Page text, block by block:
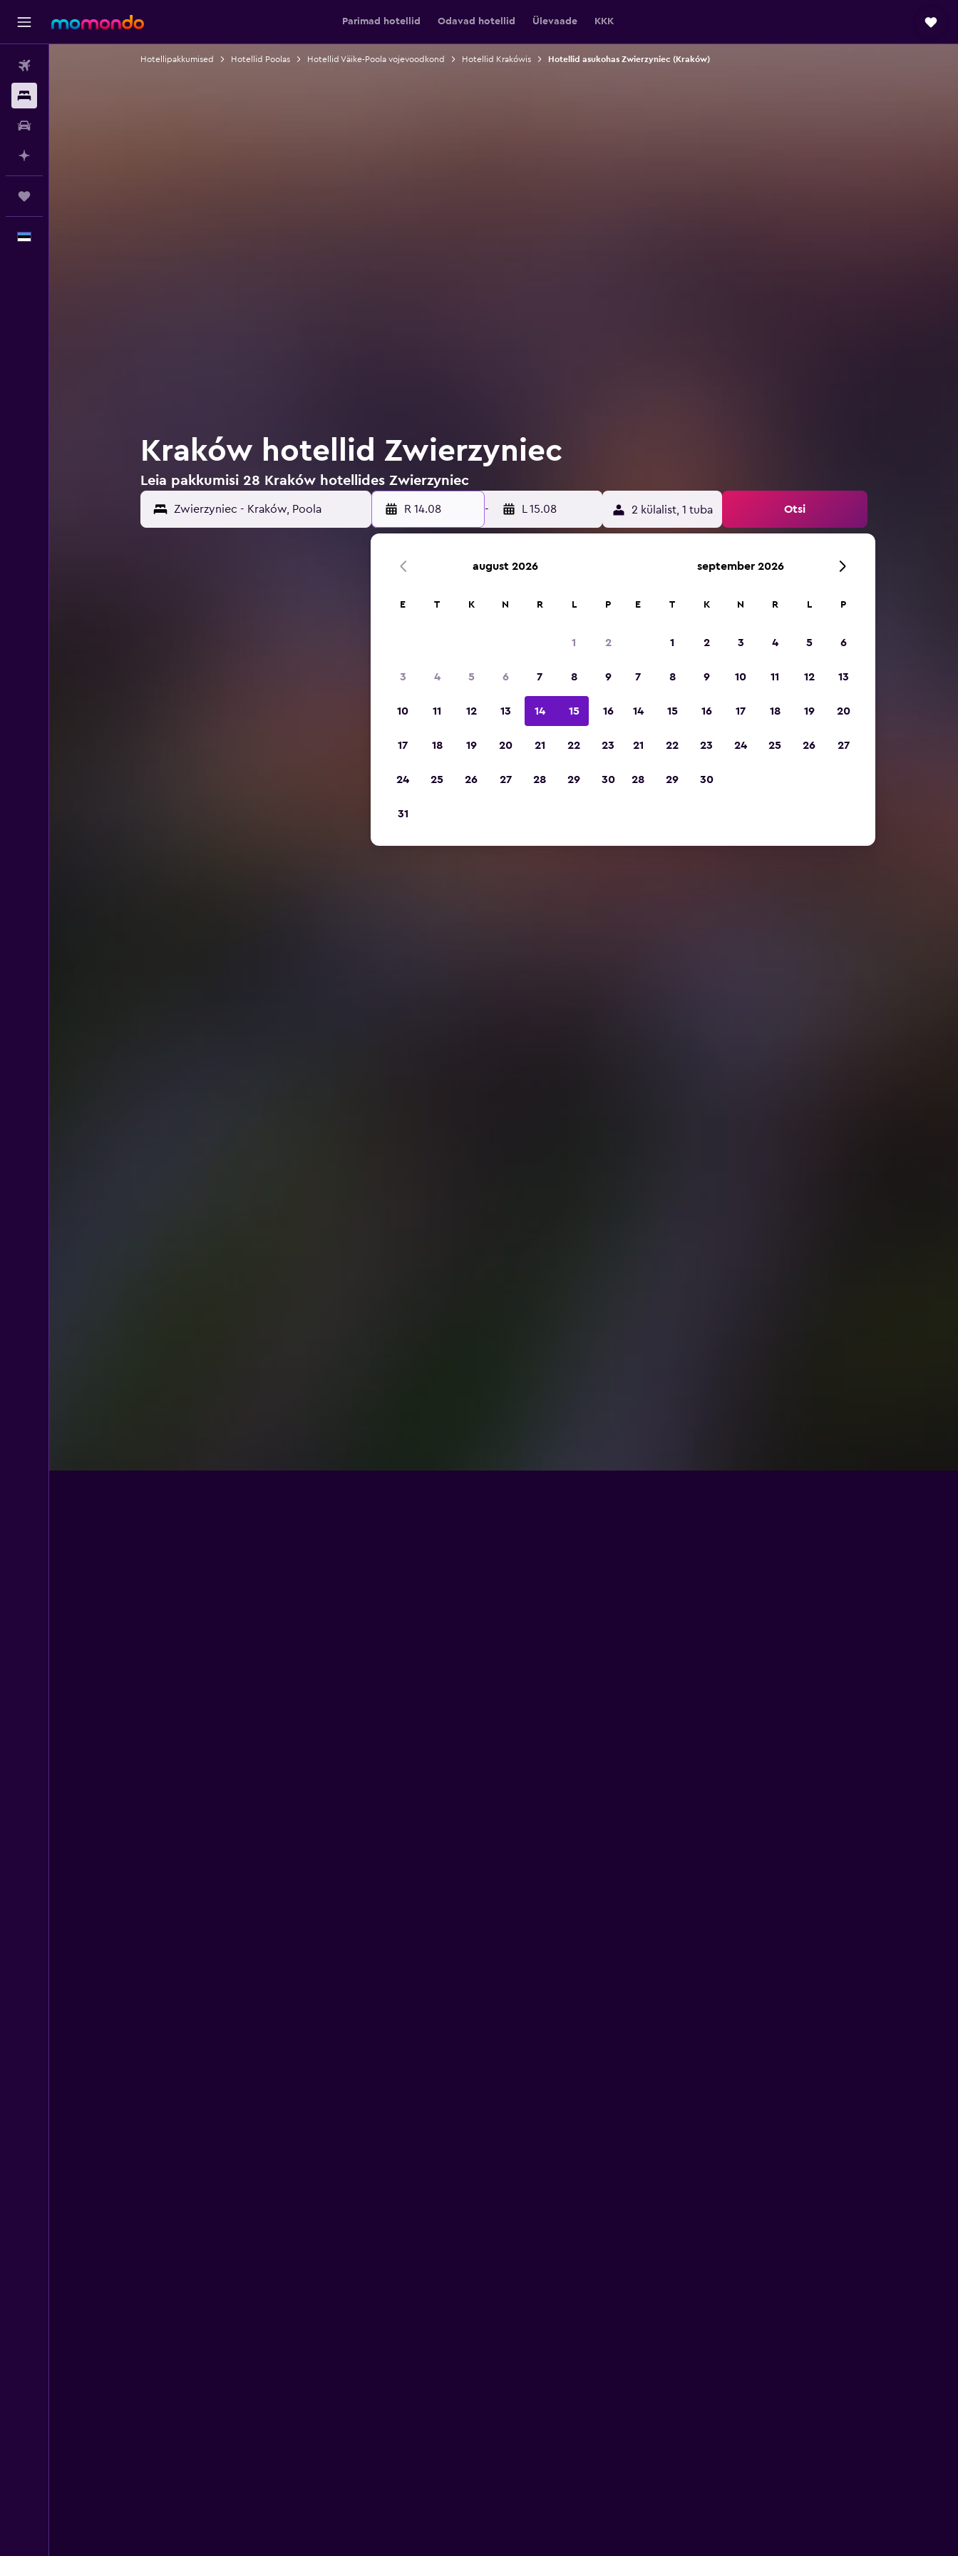
Parimad hotellid Odavad hotellid Ülevaade KKK
Hotellipakkumised Hotellid Poolas Hotellid Väike-Poola vojevoodkond Hotellid Krakówis Hotellid asukohas Zwierzyniec (Kraków)
Kraków hotellid Zwierzyniec
Leia pakkumisi 28 Kraków hotellides Zwierzyniec
R 14.08 - L 15.08 2 külalist, 1 tuba Otsi
august 2026
E T K N R L P
1 2
3 4 5 6 7 8 9
10 11 12 13 14 15 16
17 18 19 20 21 22 23
24 25 26 27 28 29 30
31
september 2026
E T K N R L P
1 2 3 4 5 6
7 8 9 10 11 12 13
14 15 16 17 18 19 20
21 22 23 24 25 26 27
28 29 30